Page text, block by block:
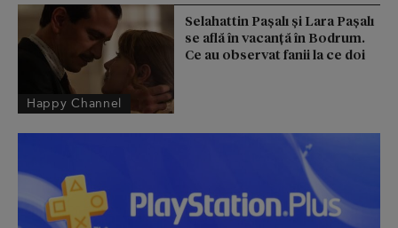
Happy Channel
Selahattin Paşalı și Lara Paşalı
se află în vacanță în Bodrum.
Ce au observat fanii la ce doi